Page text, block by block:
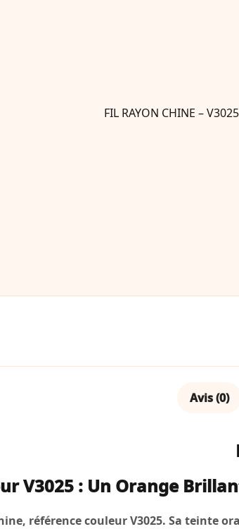
Avis (0)
V3025 : Un Orange
référence couleur V3025. Sa teinte